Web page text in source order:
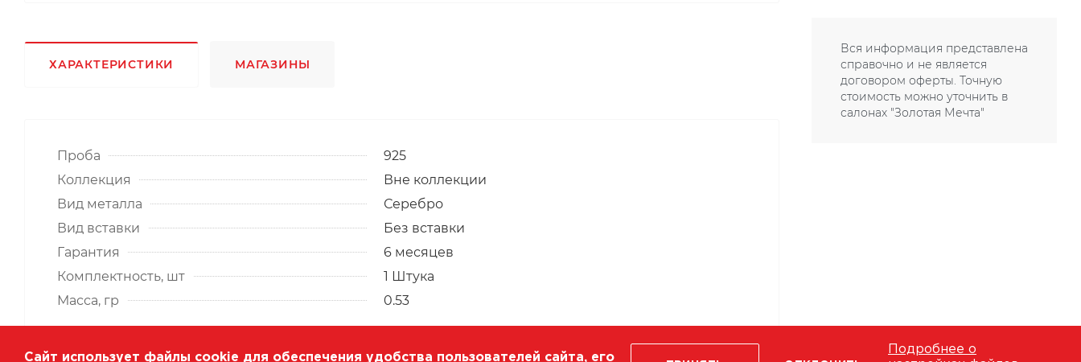
ХАРАКТЕРИСТИКИ МАГАЗИНЫ
Проба
925
Коллекция
Вне коллекции
Вид металла
Серебро
Вид вставки
Без вставки
Гарантия
6 месяцев
Комплектность, шт
1 Штука
Масса, гр
0.53
Вся информация представлена
справочно и не является
договором оферты. Точную
стоимость можно уточнить в
салонах "Золотая Мечта"
Сайт использует файлы cookie для обеспечения удобства пользователей сайта, его
Подробнее о